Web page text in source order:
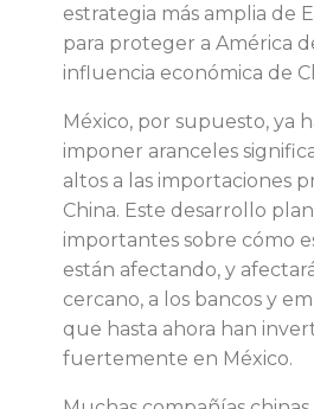
estrategia más amplia de
para proteger a América
influencia económica de
México, por supuesto, ya
imponer aranceles
altos a las importaciones
China. Este desarrollo
importantes sobre cómo
están afectando, y
cercano, a los bancos y
que hasta ahora han
fuertemente en México.